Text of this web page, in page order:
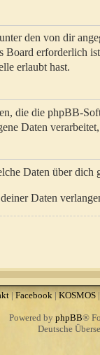
den von dir
erforderlich
erlaubt hast.
die die phpBB-
Daten
Daten über dich
Daten
| Facebook|KOSMOS|
Powered by phpBB®
Deutsche